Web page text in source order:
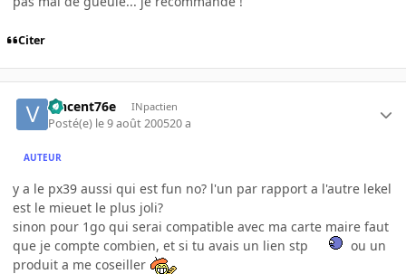
Citer
vincent76e INpactien
Posté(e) le 9 août 200520 a
AUTEUR
y a le px39 aussi qui est fun no? l'un par rapport a l'autre lekel
est le mieuet le plus joli?
sinon pour 1go qui serai compatible avec ma carte maire faut
que je compte combien, et si tu avais un lien stp
ou un
produit a me coseiller